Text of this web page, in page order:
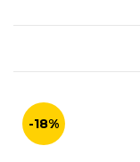
-18%